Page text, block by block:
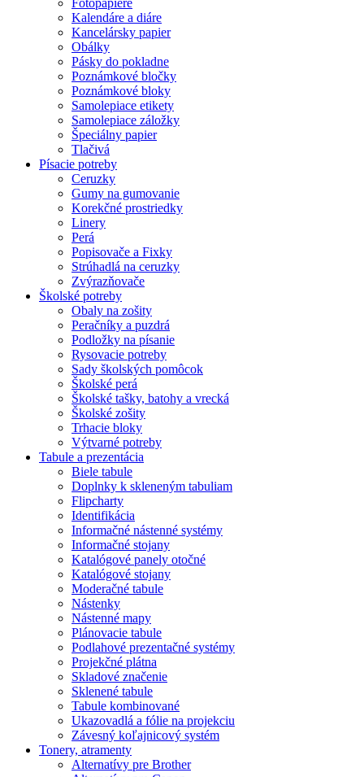
Kalendáre a diáre
Kancelársky papier
Obálky
Pásky do pokladne
Poznámkové bločky
Poznámkové bloky
Samolepiace etikety
Samolepiace záložky
Špeciálny papier
Tlačivá
Písacie potreby
Ceruzky
Gumy na gumovanie
Korekčné prostriedky
Linery
Perá
Popisovače a Fixky
Strúhadlá na ceruzky
Zvýrazňovače
Školské potreby
Obaly na zošity
Peračníky a puzdrá
Podložky na písanie
Rysovacie potreby
Sady školských pomôcok
Školské perá
Školské tašky, batohy a vrecká
Školské zošity
Trhacie bloky
Výtvarné potreby
Tabule a prezentácia
Biele tabule
Doplnky k skleneným tabuliam
Flipcharty
Identifikácia
Informačné nástenné systémy
Informačné stojany
Katalógové panely otočné
Katalógové stojany
Moderačné tabule
Nástenky
Nástenné mapy
Plánovacie tabule
Podlahové prezentačné systémy
Projekčné plátna
Skladové značenie
Sklenené tabule
Tabule kombinované
Ukazovadlá a fólie na projekciu
Závesný koľajnicový systém
Tonery, atramenty
Alternatívy pre Brother